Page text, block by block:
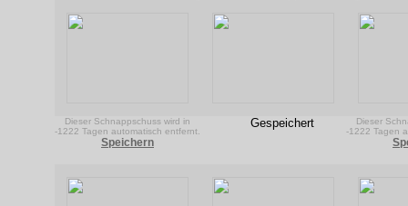
Dieser Schnappschuss wird in
-1222 Tagen automatisch entfernt.
Speichern
Gespeichert
Dieser
-1222 Tagen